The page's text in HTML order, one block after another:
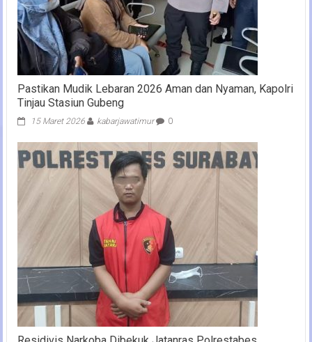
Pastikan Mudik Lebaran 2026 Aman dan Nyaman, Kapolri
Tinjau Stasiun Gubeng
15 Maret 2026 kabarjawatimur 0